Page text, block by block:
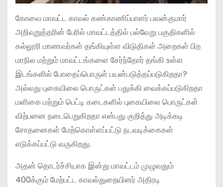
கோவை மாவட்ட காவல் கண்காணிப்பாளர் பவன்குமார்
அறிவுறுத்தரின் பேரில் மாவட்டத்தில் பல்வேறு பகுதிகளில்
கல்லூரி மாணவர்கள் தங்கியுள்ள விடுதிகள் அறைகள் பிற
மாநில மற்றும் மாவட்டங்களை சேர்ந்தோர் தங்கி உள்ள
இடங்களில் போதைப்பொருள் பயன்படுத்தப்படுகிறதா?
அல்லது புகையிலை பொருட்கள் பதுக்கி வைக்கப்படுகிறதா
மளிகை மற்றும் பெட்டி கடைகளில் புகையிலை பொருட்கள்
விற்பனை நடைபெறுகிறதா என்பது குறித்து அடிக்கடி
சோதனைகள் மேற்கொள்ளப்பட்டு நடவடிக்கைகள்
எடுக்கப்பட்டு வருகிறது.
அதன் தொடர்ச்சியாக இன்று மாவட்டம் முழுவதும்
400க்கும் மேற்பட்ட காவல்துறையினர் அதிரடி